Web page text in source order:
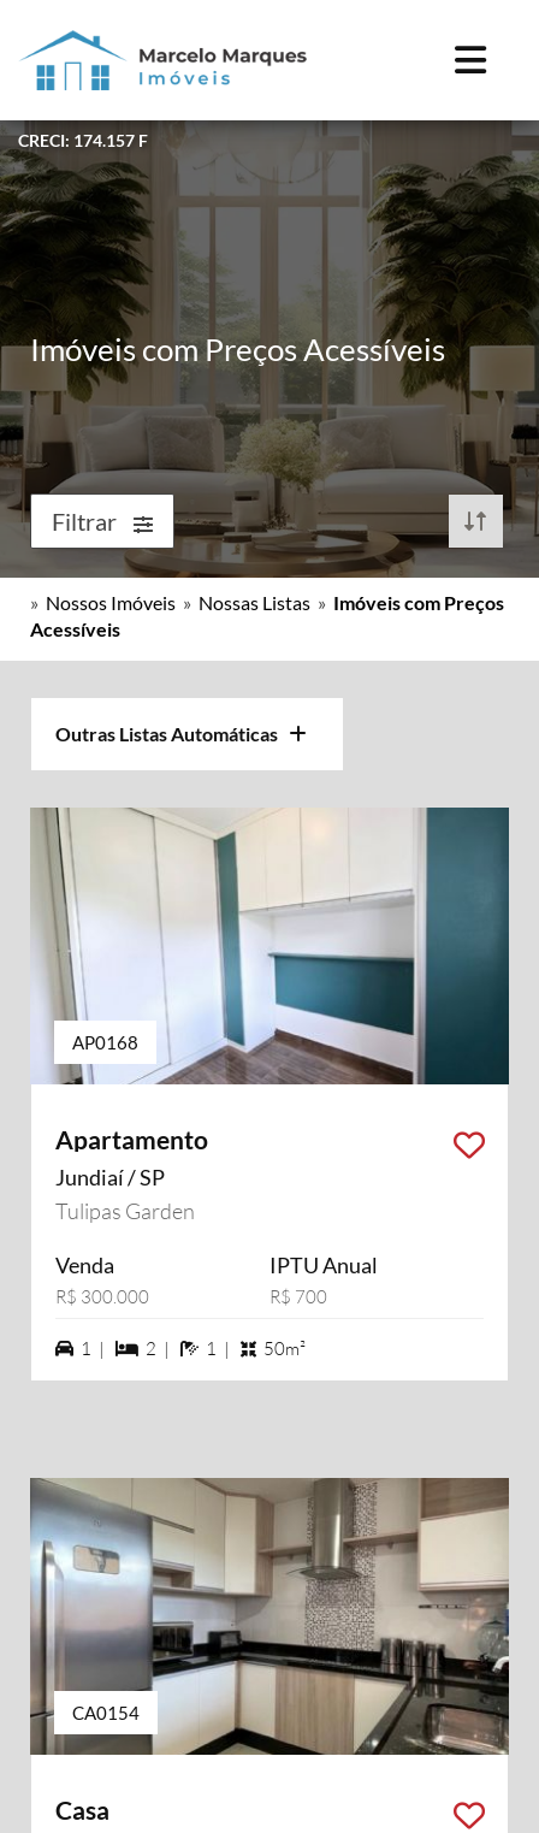
CRECI: 174.157 F
Imóveis com Preços Acessíveis
Filtrar
» Nossos Imóveis » Nossas Listas » Imóveis com Preços
Acessíveis
Outras Listas Automáticas
AP0168
Apartamento
Jundiaí / SP
Tulipas Garden
Venda
R$ 300.000
IPTU Anual
R$ 700
1 vagas na garagem
1 | 2 dormiórios
2 | 1 banheiros
1 | 50m²
CA0154
Casa